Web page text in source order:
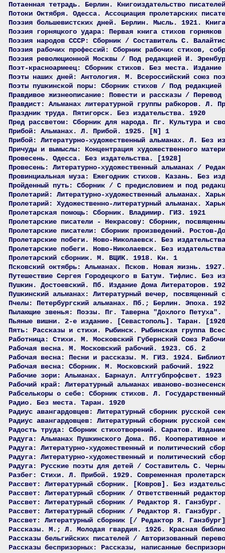
Потаенная тетрадь. Берлин. Книгоиздательство
Потоки Октября. Одесса. Ассоциация пролетарских
Поэзия большевистских дней. Берлин. Мысль. 1921.
Поэзия горняцкого удара: Первая книга стихов
Поэзия народов СССР: Сборник / Составитель С.
Поэзия рабочих профессий: Сборник рабочих стихов,
Поэзия революционной Москвы / Под редакцией И.
Поэт-красноармеец: Сборник стихов. Без места.
Поэты наших дней: Антология. М. Всероссийский союз
Поэты пушкинской поры: Сборник стихов / Под
Правдивое жизнеописание: Повести и рассказы /
Правдист: Альманах литературной группы рабкоров. Л.
Праздник труда. Пятигорск. Без издательства. 1920
Пред рассветом: Сборник для народа. Пг. Культура и
Прибой: Альманах. Л. Прибой. 1925. [N] 1
Прибой: Литературно-художественный альманах. Л. Без
Причуды и вымыслы: Концентрация художественного
Провесень. Одесса. Без издательства. [1928]
Провесень: Литературно-художественный альманах /
Провинциальная муза: Ежегодник стихов. Казань. Без
Пройденный путь: Сборник / С предисловием и под
Пролетарий: Литературно-художественный альманах.
Пролетарий: Художественно-литературный альманах.
Пролетарская помощь: Сборник. Владимир. ГИЗ. 1921
Пролетарские писатели - Некрасову: Сборник,
Пролетарские писатели: Сборник произведений.
Пролетарские побеги. Ново-Николаевск. Без
Пролетарские побеги. Ново-Николаевск. Без
Пролетарский сборник. М. ВЦИК. 1918. Кн. 1
Псковский октябрь: Альманах. Псков. Новая жизнь.
Путешествие Сергея Городецкого в Батум. Тифлис. Без
Пушкин. Достоевский. Пб. Издание Дома Литераторов.
Пушкинский альманах: Литературный вечер,
Пчелы: Петербургский альманах. Пб.; Берлин. Эпоха.
Пылающие звенья: Поэзы. Пг. Таверна "Дохлого Петуха".
Пьяные вишни. 2-е издание. [Севастополь]. Таран.
Пять: Рассказы и стихи. Рыбинск. Рыбинская группа
Работница: Стихи. М. Московский Губернский Союз
Рабочая весна. М. Московский рабочий. 1923. Сб. 2
Рабочая весна: Песни и рассказы. М. ГИЗ. 1924.
Рабочая весна: Сборник. М. Московский рабочий. 1922
Рабочие зори: Альманах. Барнаул. Алтгубпрофсвет. 1923
Рабочий край: Литературный альманах иваново-
Рабселькоры о себе: Сборник стихов. Л.
Радио. Без места. Таран. 1920
Радиус авангардовцев: Литературный сборник русской
Радиус авангардовцев: Литературный сборник русской
Радость труда: Сборник стихотворений. Саратов.
Радуга: Альманах Пушкинского Дома. Пб. Кооперативное
Радуга: Литературно-художественный и политический
Радуга: Литературно-художественный и политический
Радуга: Русские поэты для детей / Составитель С.
Разбег: Стихи. Л. Прибой. 1929. Современная
Рассвет: Литературный сборник. [Ковров]. Без
Рассвет: Литературный сборник / Ответственный
Рассвет: Литературный сборник / Редактор Я.
Рассвет: Литературный сборник / Редактор Я.
Рассвет: Литературный сборник [/ Редактор Я.
Рассказы. М.; Л. Молодая гвардия. 1926. Красная
Рассказы бельгийских писателей / Авторизованный
Рассказы беспризорных: Рассказы, написанные